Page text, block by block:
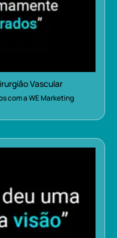
Vascular
com a WE Marketing